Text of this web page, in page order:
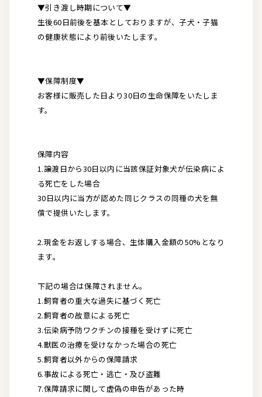
▼引き渡し時期について▼
生後60日前後を基本としておりますが、子犬・子猫
の健康状態により前後いたします。
▼保障制度▼
お客様に販売した日より30日の生命保障をいたしま
す。
保障内容
1.譲渡日から30日以内に当該保証対象犬が伝染病によ
る死亡をした場合
30日以内に当方が認めた同じクラスの同種の犬を無
償で提供いたします。
2.現金をお返しする場合、生体購入金額の50%となり
ます。
下記の場合は保障されません。
1.飼育者の重大な過失に基づく死亡
2.飼育者の故意による死亡
3.伝染病予防ワクチンの接種を受けずに死亡
4.獣医の治療を受けなかった場合の死亡
5.飼育者以外からの保障請求
6.事故による死亡・逃亡・及び盗難
7.保障請求に関して虚偽の申告があった時